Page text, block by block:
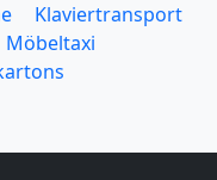
Klaviertransport
Möbeltaxi